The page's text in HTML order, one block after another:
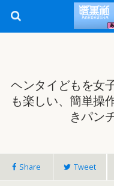
ヘンタイどもを女
も楽しい、簡単操
きパン
Share Tweet